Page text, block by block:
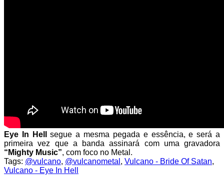
Eye In Hell
segue a mesma pegada e essência, e será a
primeira vez que a banda assinará com uma gravadora
“Mighty Music”, com foco no Metal.
Tags: @vulcano, @vulcanometal , Vulcano - Bride Of Satan,
Vulcano - Eye In Hell